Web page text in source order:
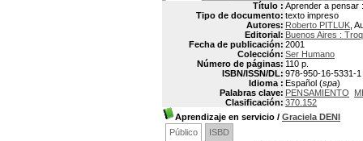
Título : Aprender a pensar
Tipo de documento: texto impreso
Autores: Roberto PITLUK ,
Editorial: Buenos Aires :
Fecha de publicación: 2001
Colección: Ser Humano
Número de páginas: 110 p.
ISBN/ISSN/DL: 978-950-16-5331-1
Idioma : Español (spa)
Palabras clave: PENSAMIENTO
Clasificación: 370.152
Aprendizaje en servicio / Graciela DENI
Público
ISBD